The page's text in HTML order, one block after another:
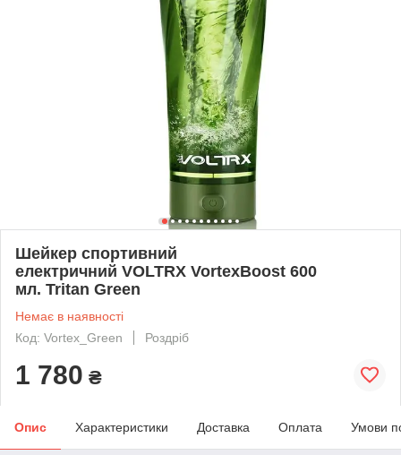
Шейкер спортивний
електричний VOLTRX VortexBoost 600
мл. Tritan Green
Немає в наявності
Код: Vortex_Green
Роздріб
1 780 ₴
Опис Характеристики Доставка Оплата Умови